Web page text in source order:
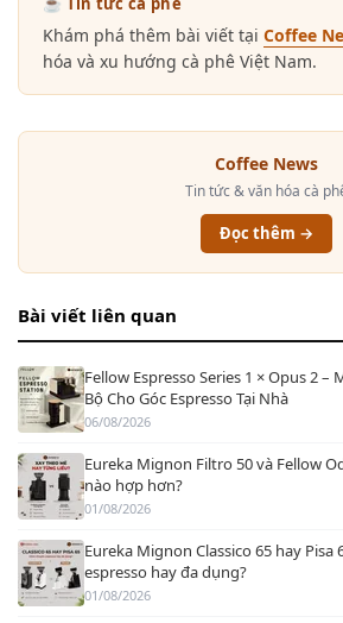
Khám phá thêm bài viết tại Coffee
hóa và xu hướng cà phê Việt Nam.
Coffee News
Tin tức & văn hóa cà
Đọc thêm →
Bài viết liên quan
Fellow Espresso Series 1 × Opus 2
Bộ Cho Góc Espresso Tại Nhà
06/08/2026
Eureka Mignon Filtro 50 và Fellow
nào hợp hơn?
01/08/2026
Eureka Mignon Classico 65 hay Pisa
espresso hay đa dụng?
01/08/2026